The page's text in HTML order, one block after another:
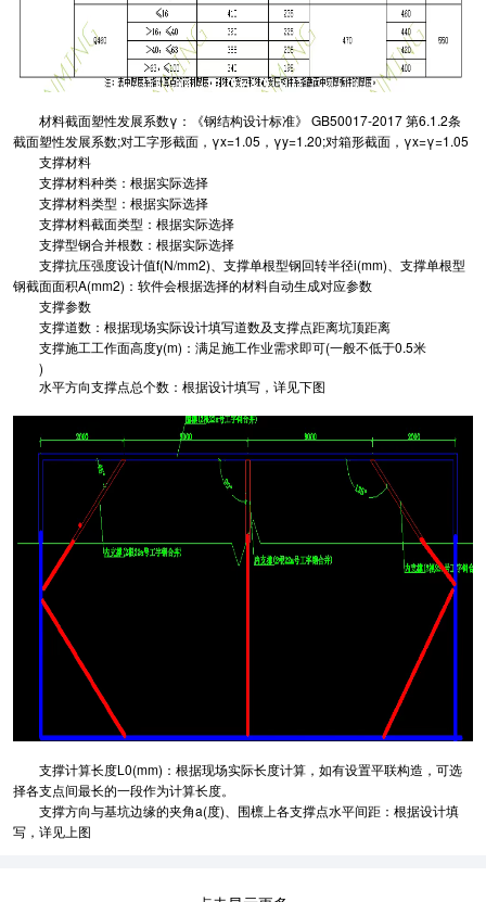
材料截面塑性发展系数γ：《钢结构设计标准》 GB50017-2017 第6.1.2条
截面塑性发展系数;对工字形截面，γx=1.05，γy=1.20;对箱形截面，γx=γ=1.05
支撑材料
支撑材料种类：根据实际选择
支撑材料类型：根据实际选择
支撑材料截面类型：根据实际选择
支撑型钢合并根数：根据实际选择
支撑抗压强度设计值f(N/mm2)、支撑单根型钢回转半径i(mm)、支撑单根型
钢截面面积A(mm2)：软件会根据选择的材料自动生成对应参数
支撑参数
支撑道数：根据现场实际设计填写道数及支撑点距离坑顶距离
支撑施工工作面高度y(m)：满足施工作业需求即可(一般不低于0.5米
)
水平方向支撑点总个数：根据设计填写，详见下图
支撑计算长度L0(mm)：根据现场实际长度计算，如有设置平联构造，可选
择各支点间最长的一段作为计算长度。
支撑方向与基坑边缘的夹角a(度)、围檩上各支撑点水平间距：根据设计填
写，详见上图